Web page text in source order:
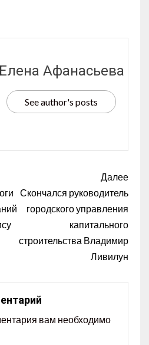
Елена Афанасьева
See author's posts
Далее
Скончался руководитель
городского управления
капитального
строительства Владимир
Ливилун
вам необходимо